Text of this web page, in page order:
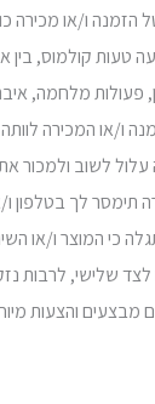
כי המוצר ו/
שלישי, לרבות